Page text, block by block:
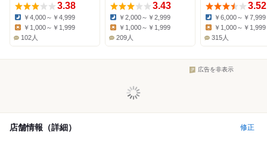
3.38
Dinner:
￥4,000～￥4,999
￥1,000～￥1,999
102人
3.43
Dinner:
￥2,000～￥2,999
￥1,000～￥1,999
209人
3.52
Dinner:
￥6,000～￥7,999
￥1,000～￥1,999
315人
広告を非表示
店舗情報（詳細） 修正